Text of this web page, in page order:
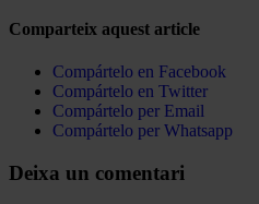
Comparteix aquest article
Compártelo en Facebook
Compártelo en Twitter
Compártelo per Email
Compártelo per Whatsapp
Deixa un comentari